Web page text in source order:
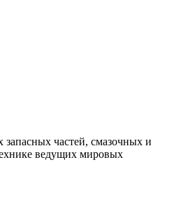
запасных частей, смазочных и
ведущих мировых